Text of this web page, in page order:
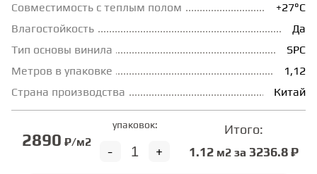
ИСКУССТВЕННАЯ ТРАВА
ИНЖЕНЕРНЫЙ МОДУЛЬ
Совместимость с теплым полом
+27°С
Влагостойкость
Да
Тип основы винила
SPC
Метров в упаковке
1,12
Страна производства
Китай
2890 ₽/м2
упаковок:
+
-
Итого:
1.12м2 за 3236.8 ₽